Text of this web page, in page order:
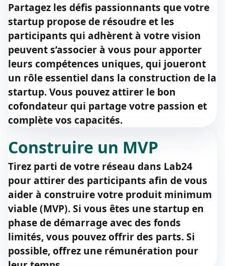
Partagez les défis passionnants que votre
startup propose de résoudre et les
participants qui adhèrent à votre vision
peuvent s’associer à vous pour apporter
leurs compétences uniques, qui joueront
un rôle essentiel dans la construction de la
startup. Vous pouvez attirer le bon
cofondateur qui partage votre passion et
complète vos capacités.
Construire un MVP
Tirez parti de votre réseau dans Lab24
pour attirer des participants afin de vous
aider à construire votre produit minimum
viable (MVP). Si vous êtes une startup en
phase de démarrage avec des fonds
limités, vous pouvez offrir des parts. Si
possible, offrez une rémunération pour